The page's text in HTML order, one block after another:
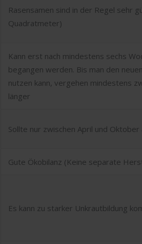
Rasensamen sind in der Regel sehr
Quadratmeter)
Kann erst nach mindestens sechs
begangen werden. Bis man den
nutzen kann, vergehen mindestens
länger
Sollte nur zwischen April und
Gute Ökobilanz (Keine separate
Es kann zu starker Unkrautbildung